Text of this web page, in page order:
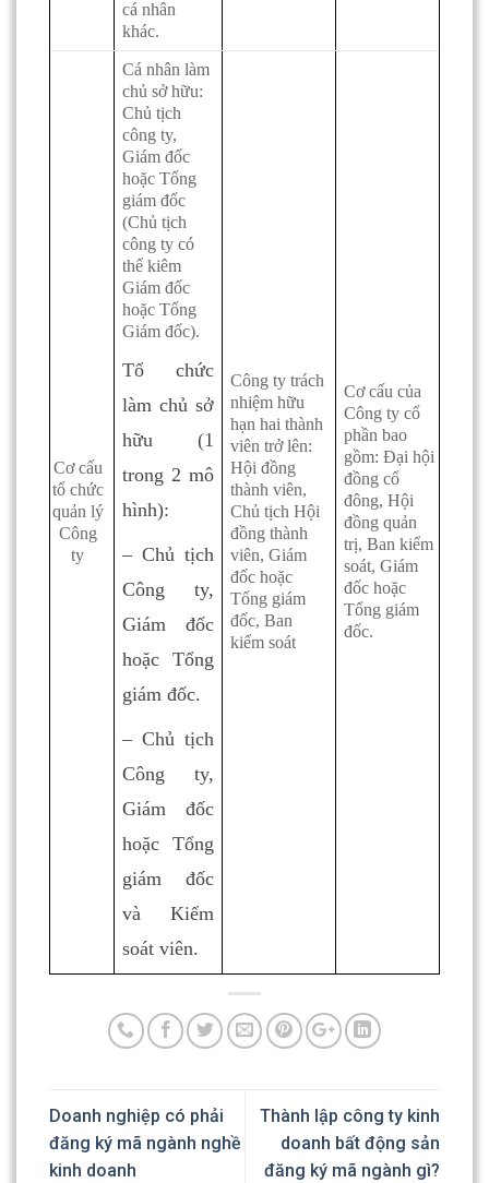
cá nhân
khác.
Cơ cấu
tổ chức
quản lý
Công
ty
Cá nhân làm
chủ sở hữu:
Chủ tịch
công ty,
Giám đốc
hoặc Tổng
giám đốc
(Chủ tịch
công ty có
thể kiêm
Giám đốc
hoặc Tổng
Giám đốc).
Tổ chức
làm chủ sở
hữu (1
trong 2 mô
hình):
– Chủ tịch
Công ty,
Giám đốc
hoặc Tổng
giám đốc.
– Chủ tịch
Công ty,
Giám đốc
hoặc Tổng
giám đốc
và Kiểm
soát viên.
Công ty trách
nhiệm hữu
hạn hai thành
viên trở lên:
Hội đồng
thành viên,
Chủ tịch Hội
đồng thành
viên, Giám
đốc hoặc
Tổng giám
đốc, Ban
kiểm soát
Cơ cấu của
Công ty cổ
phần bao
gồm: Đại hội
đồng cổ
đông, Hội
đồng quản
trị, Ban kiểm
soát, Giám
đốc hoặc
Tổng giám
đốc.
Doanh nghiệp có phải
đăng ký mã ngành nghề
kinh doanh
Thành lập công ty kinh
doanh bất động sản
đăng ký mã ngành gì?